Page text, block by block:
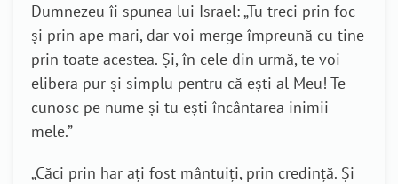
Dumnezeu îi spunea lui Israel: „Tu treci prin foc
și prin ape mari, dar voi merge împreună cu tine
prin toate acestea. Și, în cele din urmă, te voi
elibera pur și simplu pentru că ești al Meu! Te
cunosc pe nume și tu ești încântarea inimii
mele.”
„Căci prin har aţi fost mântuiţi, prin credinţă. Şi